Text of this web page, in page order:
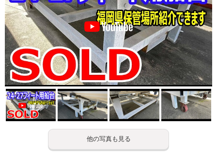
他の写真も見る